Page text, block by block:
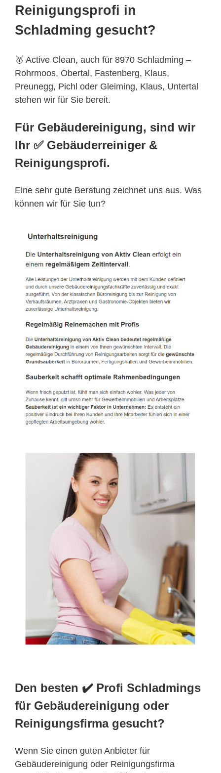
Reinigungsprofi in
Schladming gesucht?
🥇 Active Clean, auch für 8970 Schladming –
Rohrmoos, Obertal, Fastenberg, Klaus,
Preunegg, Pichl oder Gleiming, Klaus, Untertal
stehen wir für Sie bereit.
Für Gebäudereinigung, sind wir
Ihr ✅ Gebäuderreiniger &
Reinigungsprofi.
Eine sehr gute Beratung zeichnet uns aus. Was
können wir für Sie tun?
Den besten ✔️ Profi Schladmings
für Gebäudereinigung oder
Reinigungsfirma gesucht?
Wenn Sie einen guten Anbieter für
Gebäudereinigung oder Reinigungsfirma